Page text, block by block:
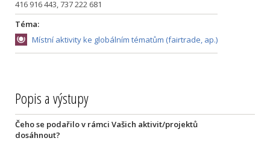
416 916 443, 737 222 681
Téma:
Místní aktivity ke globálním tématům (fairtrade, ap.)
Popis a výstupy
Čeho se podařilo v rámci Vašich aktivit/projektů
dosáhnout?